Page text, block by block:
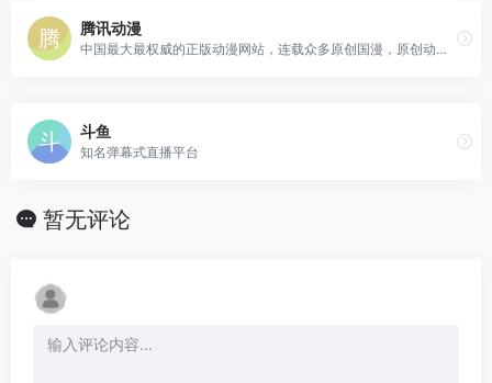
腾讯动漫
中国最大最权威的正版动漫网站，连载众多原创国漫，原创动画，正版日漫等海内外最热正版动漫内容，为上千万动漫爱好者提供漫画、动画、资讯、论坛一站式全方位动漫服务，为原创动漫作者提供最优质的创作成长环境，为中国动漫产业打造梦想舞台。热门动画|漫画：尸兄、中国惊奇先生、火影忍者、海贼王、大王饶命、三体等
斗鱼
知名弹幕式直播平台
暂无评论